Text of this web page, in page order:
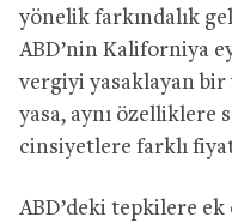
yönelik farkındalık
ABD’nin Kaliforniya
vergiyi yasaklayan bir
yasa, aynı özelliklere
cinsiyetlere farklı
ABD’deki tepkilere ek